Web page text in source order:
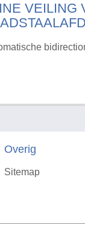
VEILING
Overig
Sitemap